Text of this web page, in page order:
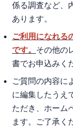
係る調査など、
あります。
ご利用になれる
です。 その他の
書でお申込みく
ご質問の内容に
に編集したうえ
ただき、ホーム
ます。ご了承く